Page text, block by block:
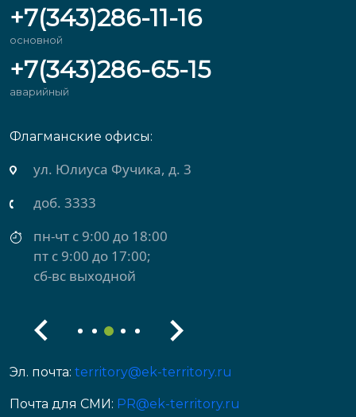
+7(343)286-11-16
основной
+7(343)286-65-15
аварийный
Флагманские офисы:
ул. Юлиуса Фучика, д. 3
доб. 3333
пн-чт с 9:00 до 18:00
пт с 9:00 до 17:00;
сб-вс выходной
Эл. почта: territory@ek-territory.ru
Почта для СМИ: PR@ek-territory.ru